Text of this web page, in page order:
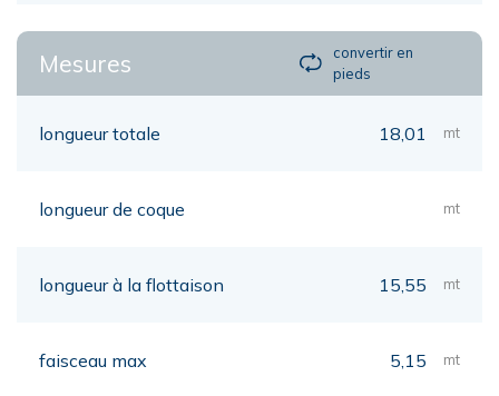
Mesures
convertir en
pieds
longueur totale 18,01 mt
longueur de coque mt
longueur à la flottaison 15,55 mt
faisceau max 5,15 mt